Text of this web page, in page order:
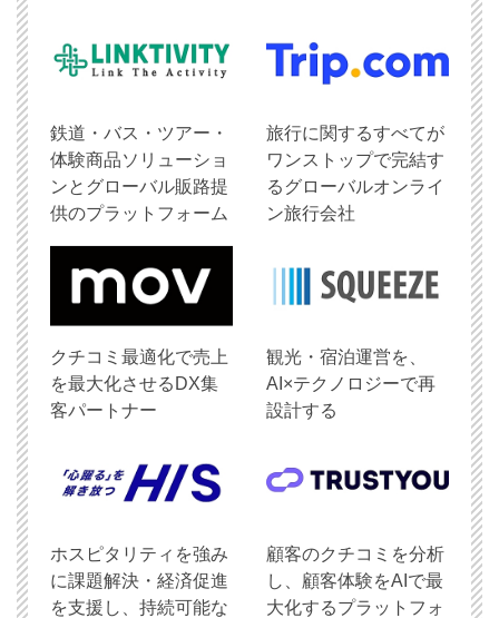
鉄道・バス・ツアー・
体験商品ソリューショ
ンとグローバル販路提
供のプラットフォーム
旅行に関するすべてが
ワンストップで完結す
るグローバルオンライ
ン旅行会社
クチコミ最適化で売上
を最大化させるDX集
客パートナー
観光・宿泊運営を、
AI×テクノロジーで再
設計する
ホスピタリティを強み
に課題解決・経済促進
を支援し、持続可能な
顧客のクチコミを分析
し、顧客体験をAIで最
大化するプラットフォ